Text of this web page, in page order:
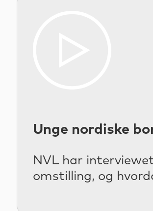
Unge nordiske
NVL har
omstilling, og